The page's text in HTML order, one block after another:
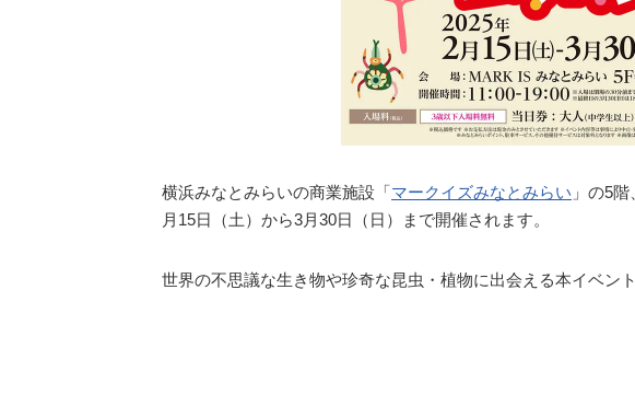
横浜みなとみらいの商業施設「マークイズみなとみらい 」の5
月15日（土）から3月30日（日）まで開催されます。
世界の不思議な生き物や珍奇な昆虫・植物に出会える本イベント